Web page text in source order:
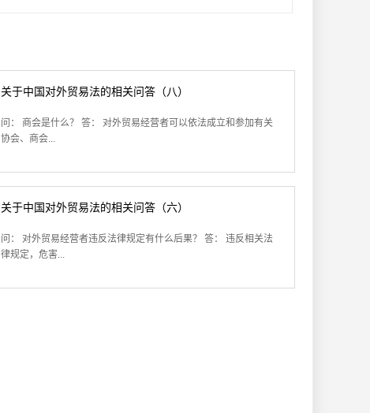
关于中国对外贸易法的相关问答（八）
问： 商会是什么？ 答： 对外贸易经营者可以依法成立和参加有关
协会、商会...
关于中国对外贸易法的相关问答（六）
问： 对外贸易经营者违反法律规定有什么后果？ 答： 违反相关法
律规定，危害...